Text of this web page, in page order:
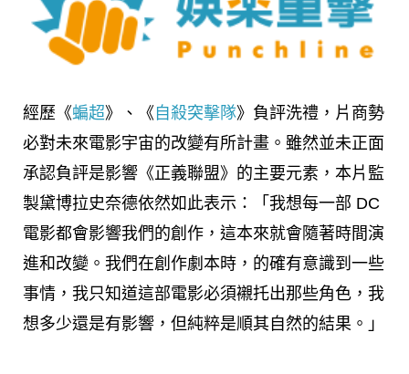
經歷《蝙超》、《 自殺突擊隊》負評洗禮，片商勢
必對未來電影宇宙的改變有所計畫。雖然並未正面
承認負評是影響《正義聯盟》的主要元素，本片監
製黛博拉史奈德依然如此表示：「我想每一部 DC
電影都會影響我們的創作，這本來就會隨著時間演
進和改變。我們在創作劇本時，的確有意識到一些
事情，我只知道這部電影必須襯托出那些角色，我
想多少還是有影響，但純粹是順其自然的結果。」